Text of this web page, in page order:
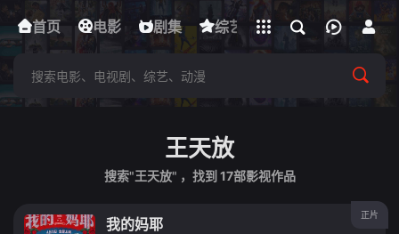
首页 电影 剧集 综艺 动漫 短剧
下载客户端
立即登录
王天放
搜索"王天放" ，找到 17部影视作品
正片
我的妈耶